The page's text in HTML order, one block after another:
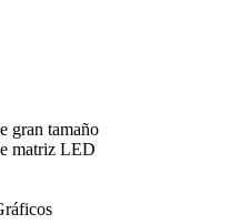
gran tamaño
matriz LED